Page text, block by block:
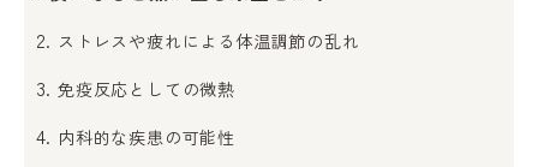
ストレスや疲れによる体温調節の乱れ
免疫反応としての微熱
内科的な疾患の可能性